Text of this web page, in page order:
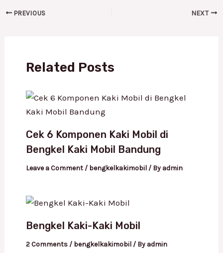
PREVIOUS NEXT
Related Posts
Cek 6 Komponen Kaki Mobil di
Bengkel Kaki Mobil Bandung
Leave a Comment / bengkelkakimobil/ By admin
Bengkel Kaki-Kaki Mobil
2 Comments / bengkelkakimobil/ By admin